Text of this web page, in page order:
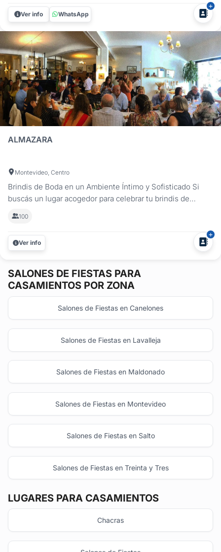
están soñando. Tenemos propuestas integrales e
independientes para tu boda...
Ver info WhatsApp
ALMAZARA
Montevideo, Centro
Brindis de Boda en un Ambiente Íntimo y Sofisticado Si
buscás un lugar acogedor para celebrar tu brindis de
nuestro restaurante ofrece un espacio elegante y
exclusivo para reunir a tus...
100
Ver info
SALONES DE FIESTAS PARA
CASAMIENTOS POR ZONA
Salones de Fiestas en Canelones
Salones de Fiestas en Lavalleja
Salones de Fiestas en Maldonado
Salones de Fiestas en Montevideo
Salones de Fiestas en Salto
Salones de Fiestas en Treinta y Tres
LUGARES PARA CASAMIENTOS
Chacras